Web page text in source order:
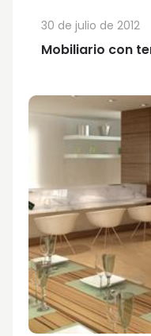
Mobiliario con
30 de julio de 2012